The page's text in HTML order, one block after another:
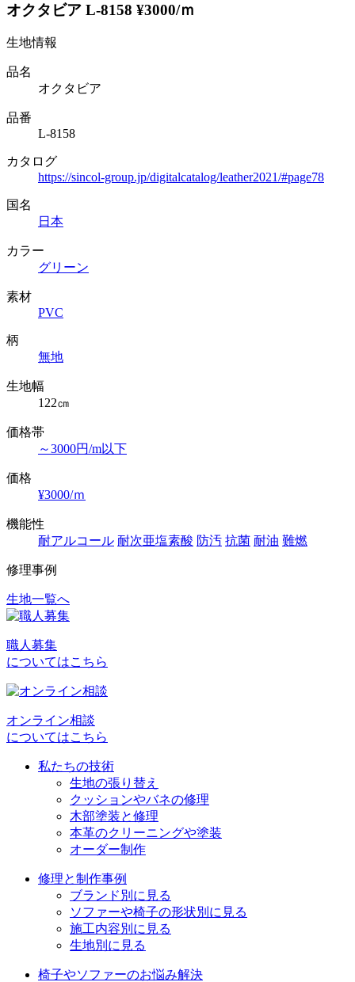
オクタビア L-8158 ¥3000/ｍ
生地情報
品名
オクタビア
品番
L-8158
カタログ
https://sincol-group.jp/digitalcatalog/leather2021/#page78
国名
日本
カラー
グリーン
素材
PVC
柄
無地
生地幅
122㎝
価格帯
～3000円/m以下
価格
¥3000/ｍ
機能性
耐アルコール 耐次亜塩素酸 防汚 抗菌 耐油 難燃
修理事例
投
ナ
ビ
ー
生地一覧へ
職人募集
についてはこちら
オンライン相談
についてはこちら
私たちの技術
生地の張り替え
クッションやバネの修理
木部塗装と修理
本革のクリーニングや塗装
オーダー制作
修理と制作事例
ブランド別に見る
ソファーや椅子の形状別に見る
施工内容別に見る
生地別に見る
椅子やソファーのお悩み解決